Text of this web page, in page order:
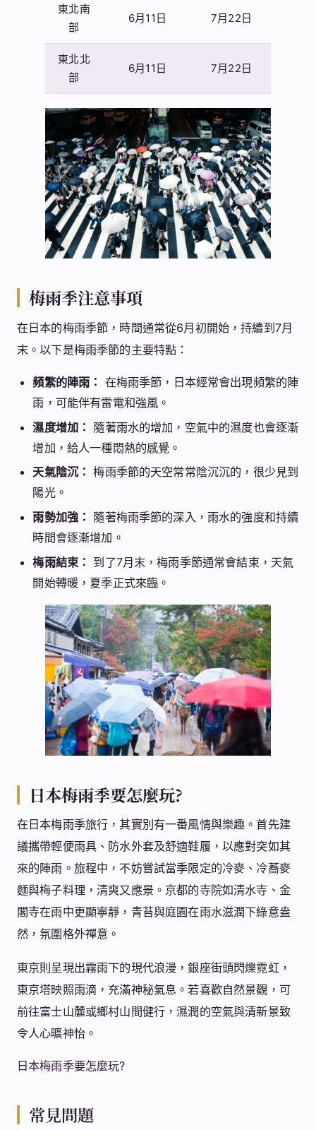
東北南
部
6月11日 7月22日
東北北
部
6月11日 7月22日
梅雨季注意事項
在日本的梅雨季節，時間通常從6月初開始，持續到7月
末。以下是梅雨季節的主要特點：
頻繁的陣雨： 在梅雨季節，日本經常會出現頻繁的陣
雨，可能伴有雷電和強風。
濕度增加： 隨著雨水的增加，空氣中的濕度也會逐漸
增加，給人一種悶熱的感覺。
天氣陰沉： 梅雨季節的天空常常陰沉沉的，很少見到
陽光。
雨勢加強： 隨著梅雨季節的深入，雨水的強度和持續
時間會逐漸增加。
梅雨結束： 到了7月末，梅雨季節通常會結束，天氣
開始轉暖，夏季正式來臨。
日本梅雨季要怎麼玩?
在日本梅雨季旅行，其實別有一番風情與樂趣。首先建
議攜帶輕便雨具、防水外套及舒適鞋履，以應對突如其
來的陣雨。旅程中，不妨嘗試當季限定的冷麥、冷蕎麥
麵與梅子料理，清爽又應景。京都的寺院如清水寺、金
閣寺在雨中更顯寧靜，青苔與庭園在雨水滋潤下綠意盎
然，氛圍格外禪意。
東京則呈現出霧雨下的現代浪漫，銀座街頭閃爍霓虹，
東京塔映照雨滴，充滿神秘氣息。若喜歡自然景觀，可
前往富士山麓或鄉村山間健行，濕潤的空氣與清新景致
令人心曠神怡。
日本梅雨季要怎麼玩?
常見問題